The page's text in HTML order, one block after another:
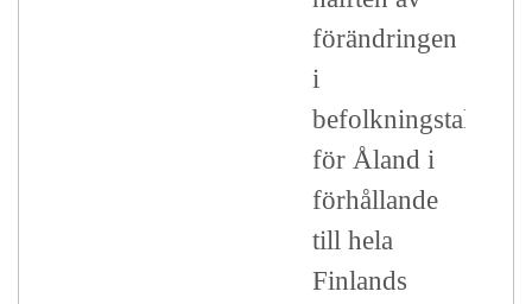
förändringen
i
befolkningstalet
för Åland i
förhållande
till hela
Finlands